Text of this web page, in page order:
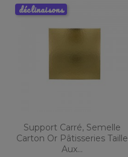
Support Carré, Semelle
Carton Or Pâtisseries Taille
Aux...
déclinaisons